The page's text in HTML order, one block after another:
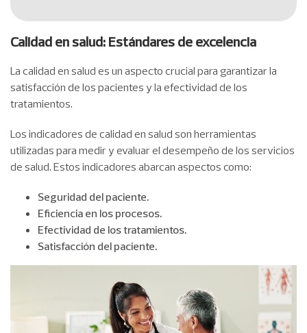
Calidad en salud: Estándares de excelencia
La calidad en salud es un aspecto crucial para garantizar la
satisfacción de los pacientes y la efectividad de los
tratamientos.
Los indicadores de calidad en salud son herramientas
utilizadas para medir y evaluar el desempeño de los servicios
de salud. Estos indicadores abarcan aspectos como:
Seguridad del paciente.
Eficiencia en los procesos.
Efectividad de los tratamientos.
Satisfacción del paciente.